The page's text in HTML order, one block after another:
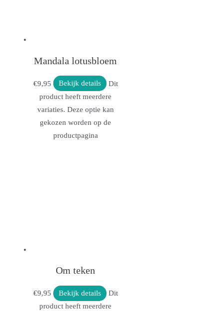
Mandala lotusbloem
€9,95 Bekijk details
Dit
product heeft meerdere
variaties. Deze optie kan
gekozen worden op de
productpagina
Om teken
€9,95 Bekijk details
Dit
product heeft meerdere